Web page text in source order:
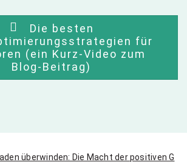
Die besten
für
(ein Kurz-Video zum
Blog-Beitrag)
überwinden: Die Macht der positiven G